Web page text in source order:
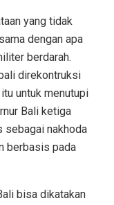
yang tidak
dengan apa
berdarah.
direkontruksi
untuk menutupi
Bali ketiga
sebagai nakhoda
berbasis pada
bisa dikatakan